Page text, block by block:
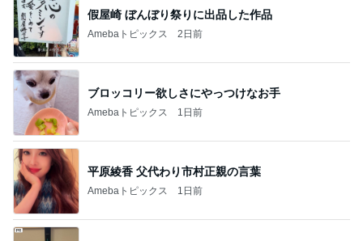
假屋崎 ぼんぼり祭りに出品した作品
Amebaトピックス 2日前
ブロッコリー欲しさにやっつけなお手
Amebaトピックス 1日前
平原綾香 父代わり市村正親の言葉
Amebaトピックス 1日前